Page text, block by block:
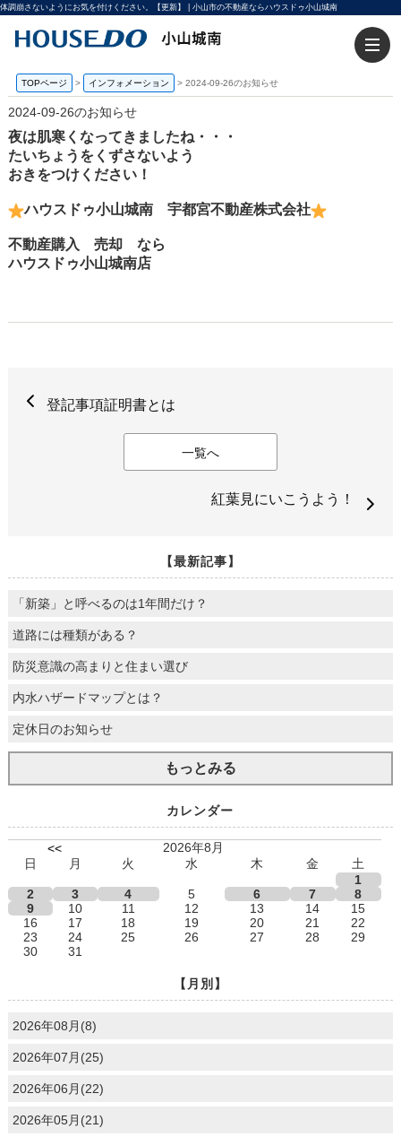
体調崩さないようにお気を付けください。【更新】 | 小山市の不動産ならハウスドゥ小山城南
TOPページ > インフォメーション > 2024-09-26のお知らせ
2024-09-26のお知らせ
夜は肌寒くなってきましたね・・・
たいちょうをくずさないよう
おきをつけください！
ハウスドゥ小山城南 宇都宮不動産株式会社
不動産購入 売却 なら
ハウスドゥ小山城南店
登記事項証明書とは
一覧へ
紅葉見にいこうよう！
【最新記事】
「新築」と呼べるのは1年間だけ？
道路には種類がある？
防災意識の高まりと住まい選び
内水ハザードマップとは？
定休日のお知らせ
もっとみる
カレンダー
<<
2026年8月
日
月 火 水 木 金
土
1
2
3 4 5 6 7
8
9
10 11 12 13 14
15
16
17 18 19 20 21
22
23
24 25 26 27 28
29
30
31
【月別】
2026年08月(8)
2026年07月(25)
2026年06月(22)
2026年05月(21)